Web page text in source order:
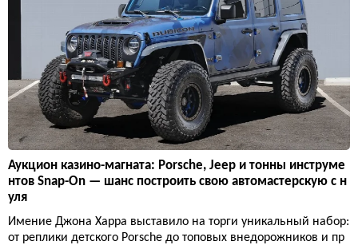
Аукцион казино-магната: Porsche, Jeep и тонны инструме
нтов Snap-On — шанс построить свою автомастерскую с н
уля
Имение Джона Харра выставило на торги уникальный набор:
от реплики детского Porsche до топовых внедорожников и пр